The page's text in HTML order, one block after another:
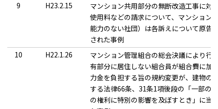
9
H23.2.15
マンション共用部分の無断改造工事に対
使用料などの請求について、マンション
能力のない社団）は各訴えについて原告
された事例
10
H22.1.26
マンション管理組合の総会決議により行
有部分に居住しない組合員が組合費に加
力金を負担する旨の規約変更が、建物の
する法律66条、31条1項後段の「一部の
の権利に特別の影響を及ぼすとき」に当